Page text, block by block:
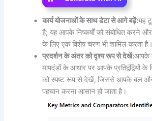
कार्य योजनाओं के साथ डेटा से आगे बढ़ें:यह
है; यह आपके निष्कर्षों को संबोधित करने
के लिए एक विशेष चरण भी शामिल करता है।
प्रदर्शन के अंतर को दृश्य रूप से देखें:आपके
मापदंडों के आधार पर आपके प्रतिद्वंद्वियों
को स्पष्ट रूप से देखें, जिससे आपके बल और
पहचान करना आसान हो जाता है।